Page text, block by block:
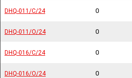
DHQ-011/C/24 0
DHQ-011/O/24 0
DHQ-016/C/24 0
DHQ-016/O/24 0
DHQ-011/C/24
DHQ-011/O/24
DHQ-016/C/24
DHQ-016/O/24